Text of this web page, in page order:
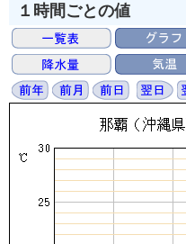
１時間ごとの値